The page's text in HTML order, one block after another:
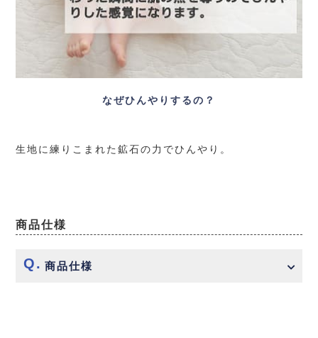
なぜひんやりするの？
生地に練りこまれた鉱石の力でひんやり。
商品仕様
商品仕様